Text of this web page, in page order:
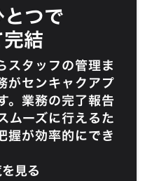
つで
結
スタッフの管理ま
がセンキャクアプ
。業務の完了報告
ムーズに行えるた
握が効率的にでき
見る